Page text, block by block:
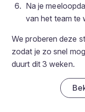
Na je
van het team te
We proberen deze
zodat je zo snel
duurt dit 3 weken.